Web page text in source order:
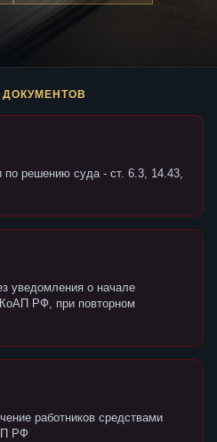
по решению суда - ст. 6.3, 14.43,
уведомления о начале
РФ, при повторном
работников средствами
РФ